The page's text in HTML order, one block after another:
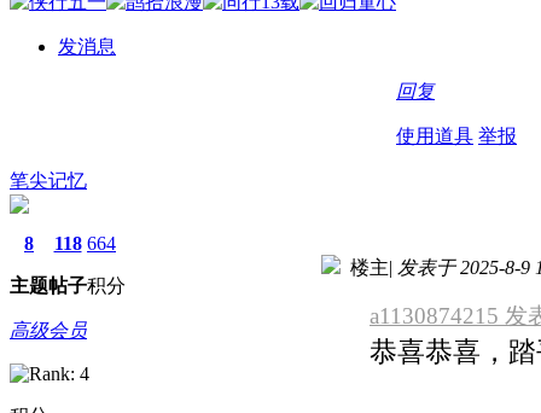
发消息
回复
使用道具 举报
笔尖记忆
8
主题
118
帖子
664
积分
高级会员
楼主| 发表于 2025-8-9
a1130874215 发
恭喜恭喜，